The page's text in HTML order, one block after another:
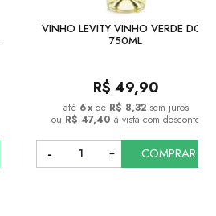
VINHO LEVITY VINHO VERDE DOC
750ML
R$ 49,90
6x de R$ 8,32 sem juros
ou R$ 47,40à vista com desconto
COMPRAR
COMPRAR